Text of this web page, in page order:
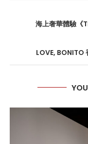
海上奢華體驗《
LOVE, BONITO